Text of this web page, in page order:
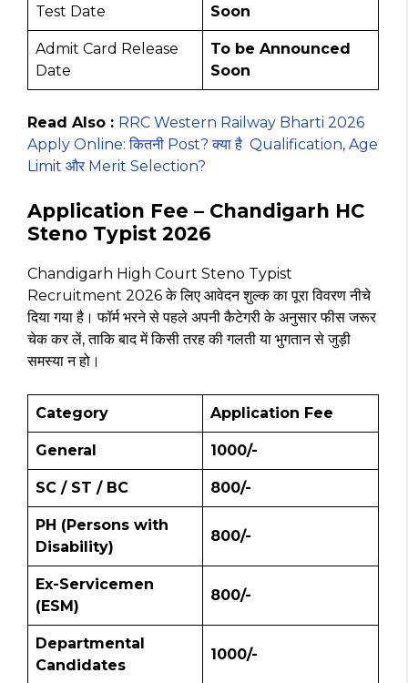
Test Date
Soon
Admit Card Release
Date
To be Announced
Soon
Read Also : RRC Western Railway Bharti 2026
Apply Online: कितनी Post? क्या है Qualification, Age
Limit और Merit Selection?
Application Fee – Chandigarh HC
Steno Typist 2026
Chandigarh High Court Steno Typist
Recruitment 2026 के लिए आवेदन शुल्क का पूरा विवरण नीचे
दिया गया है। फॉर्म भरने से पहले अपनी कैटेगरी के अनुसार फीस जरूर
चेक कर लें, ताकि बाद में किसी तरह की गलती या भुगतान से जुड़ी
समस्या न हो।
Category Application Fee
General ₹1000/-
SC / ST / BC ₹800/-
PH (Persons with
Disability)
₹800/-
Ex-Servicemen
(ESM)
₹800/-
Departmental
Candidates
₹1000/-